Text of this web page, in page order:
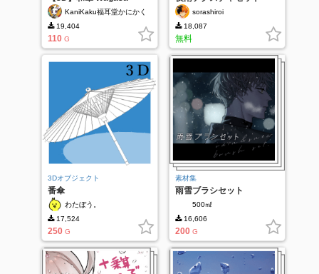
jp_umbrella ver.1.2 ペイ
ント可能KaniKaku福耳堂かにかく
19,404
110 G
sorashiroi
18,087
無料
3Dオブジェクト
番傘
わたぼう。
17,524
250 G
素材集
雨雪ブラシセット
500㎖
16,606
200 G